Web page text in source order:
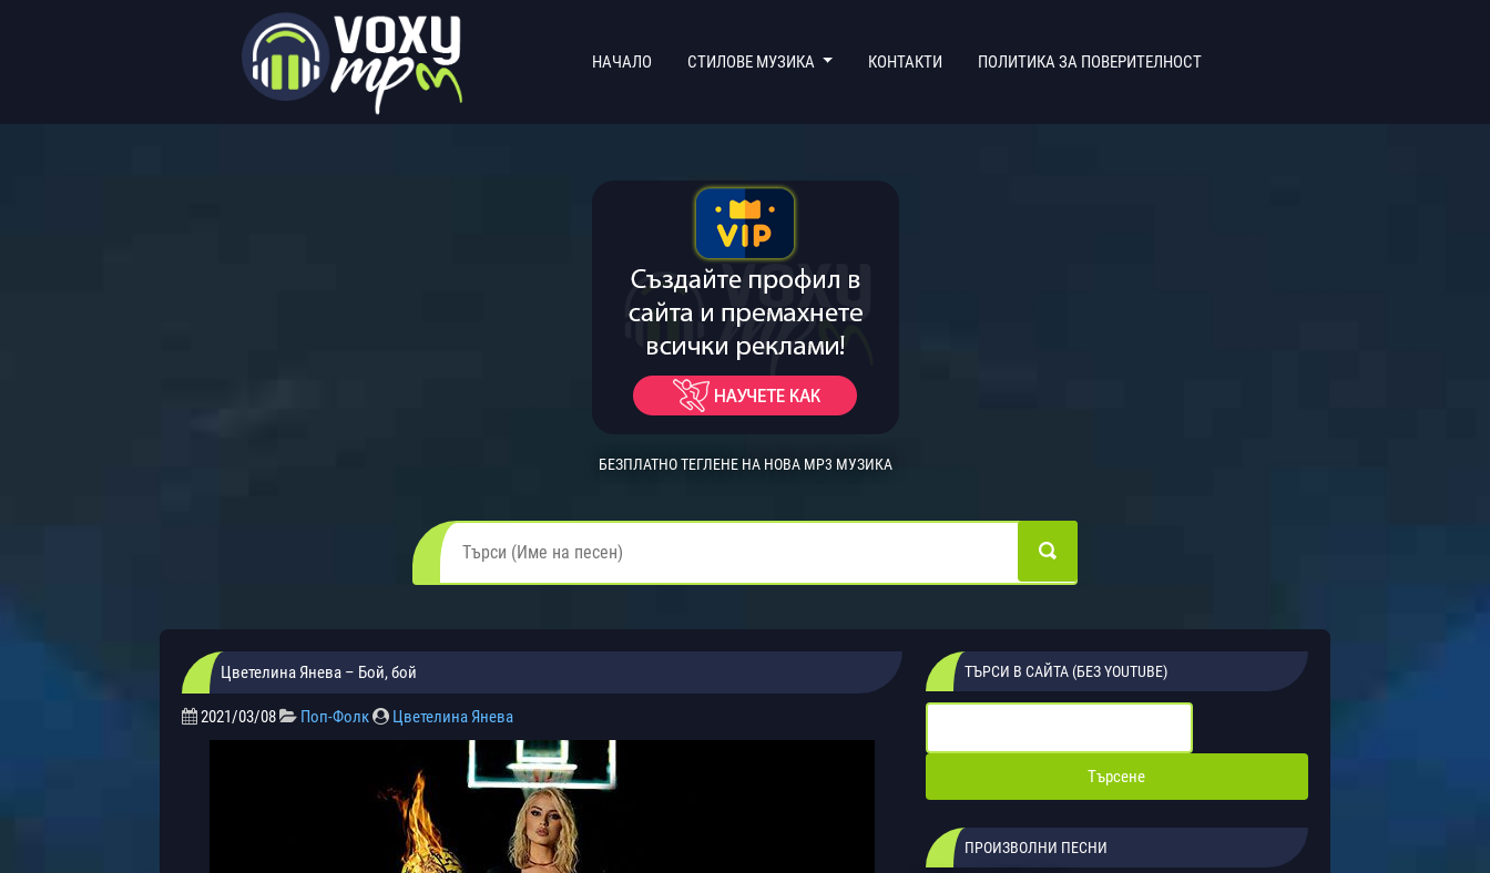
НАЧАЛО (CURRENT)
СТИЛОВЕ МУЗИКА КОНТАКТИ ПОЛИТИКА ЗА ПОВЕРИТЕЛНОСТ
БЕЗПЛАТНО ТЕГЛЕНЕ НА НОВА MP3 МУЗИКА
Цветелина Янева – Бой, бой
2021/03/08 Поп-Фолк Цветелина Янева
ТЪРСИ В САЙТА (БЕЗ YOUTUBE)
ПРОИЗВОЛНИ ПЕСНИ